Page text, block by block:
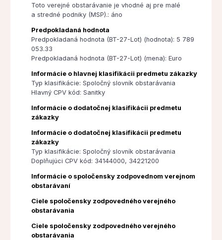
Toto verejné obstarávanie je vhodné aj pre malé
a stredné podniky (MSP).: áno
Predpokladaná hodnota
Predpokladaná hodnota (BT-27-Lot) (hodnota): 5 789
053.33
Predpokladaná hodnota (BT-27-Lot) (mena): Euro
Informácie o hlavnej klasifikácii predmetu zákazky
Typ klasifikácie: Spoločný slovník obstarávania
Hlavný CPV kód: Sanitky
Informácie o dodatočnej klasifikácii predmetu
zákazky
Informácie o dodatočnej klasifikácii predmetu
zákazky
Typ klasifikácie: Spoločný slovník obstarávania
Doplňujúci CPV kód: 34144000, 34221200
Informácie o spoločensky zodpovednom verejnom
obstarávaní
Ciele spoločensky zodpovedného verejného
obstarávania
Ciele spoločensky zodpovedného verejného
obstarávania